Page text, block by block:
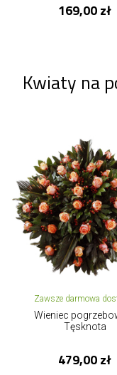
169,00 zł
Kwiaty na
Zawsze darmowa
Wieniec
Tęsknota
479,00 zł